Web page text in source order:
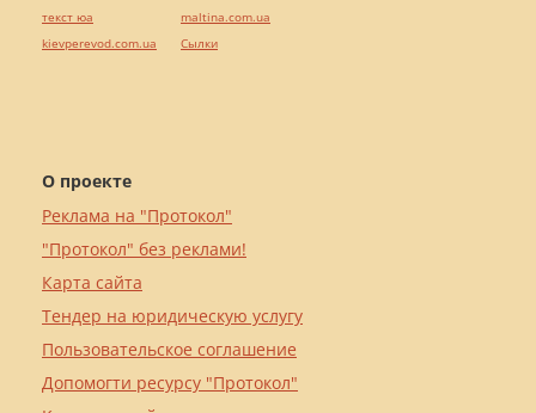
О проекте
Реклама на "Протокол"
"Протокол" без реклами!
Карта сайта
Тендер на юридическую услугу
Пользовательское соглашение
Допомогти ресурсу "Протокол"
текст юа
kievperevod.com.ua
maltina.com.ua
Cылки